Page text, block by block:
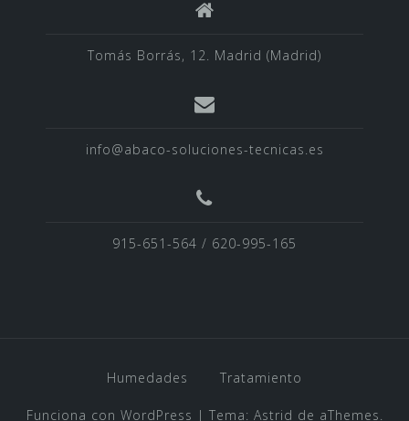
Tomás Borrás, 12. Madrid (Madrid)
info@abaco-soluciones-tecnicas.es
915-651-564 / 620-995-165
Humedades Tratamiento
Funciona con WordPress | Tema: Astrid de aThemes.